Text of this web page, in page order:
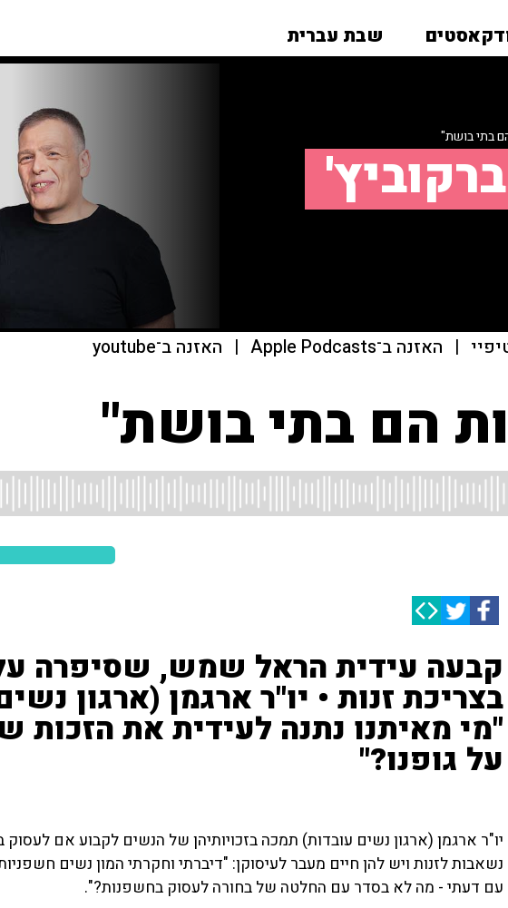
שבת עברית
בתי בושת"
| האזנה ב־Apple Podcasts | האזנה ב־youtube
הם בתי בושת"
קבעה עידית הראל שמש, שסיפרה
בצריכת זנות • יו"ר ארגמן (ארגון
"מי מאיתנו נתנה לעידית את הזכות
על גופנו?"
יו"ר ארגמן (ארגון נשים עובדות) תמכה בזכויותיהן של הנשים לקבוע אם
נשאבות לזנות ויש להן חיים מעבר לעיסוקן: "דיברתי וחקרתי המון נשים
עם דעתי - מה לא בסדר עם החלטה של בחורה לעסוק בחשפנות?".